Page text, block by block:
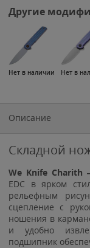
Другие
Нет в наличии Нет в
Описание
Складной
We Knife Charith
EDC в ярком
рельефным
сцепление с
ношения в
и удобно
подшипник